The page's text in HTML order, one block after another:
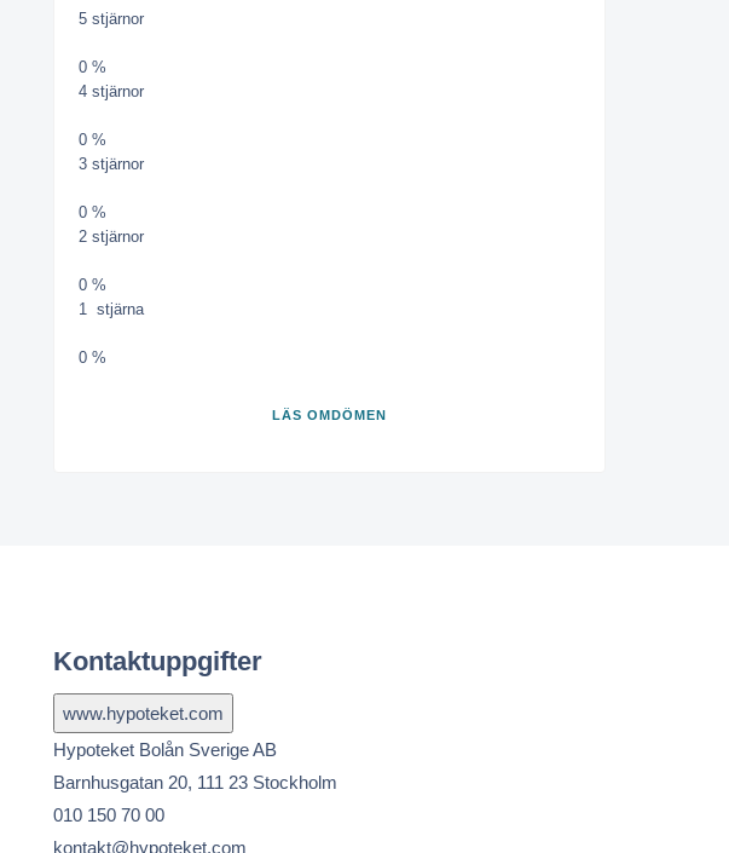
5 stjärnor
0 %
4 stjärnor
0 %
3 stjärnor
0 %
2 stjärnor
0 %
1 stjärna
0 %
LÄS OMDÖMEN
Kontaktuppgifter
Hypoteket Bolån Sverige AB
Barnhusgatan 20, 111 23 Stockholm
010 150 70 00
kontakt@hypoteket.com